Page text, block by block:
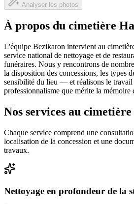
Analyser les photos
À propos du cimetière
L'équipe Bezikaron intervient au
service national de nettoyage et de
funéraires. Nous y rencontrons de
la disposition des concessions, les types
sensibilité du lieu — et réalisons le travail
professionnalisme que mérite la mémoire
Nos services au
Chaque service comprend une
localisation de la concession et une
travaux.
Nettoyage en profondeur de la